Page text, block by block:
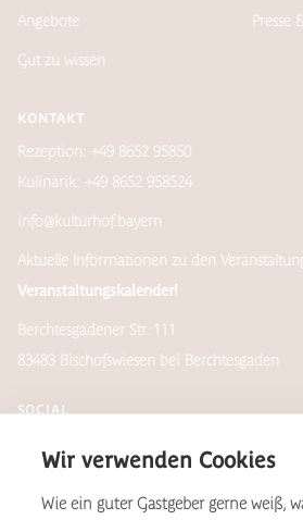
Wir verwenden Cookies
Wie ein guter Gastgeber gerne weiß,
Angebote
Gut zu wissen
Presse
KONTAKT
Rezeption: +49 8652 95850
Kulinarik: +49 8652 958524
info@kulturhof.bayern
Aktuelle Informationen zu den
Veranstaltungskalender!
Berchtesgadener Str. 111
83483 Bischofswiesen bei Berchtesgaden
SOCIAL